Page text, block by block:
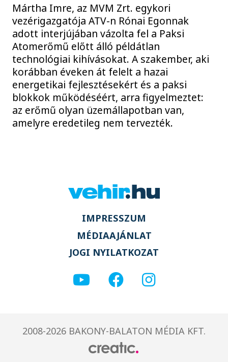
Mártha Imre, az MVM Zrt. egykori
vezérigazgatója ATV-n Rónai Egonnak
adott interjújában vázolta fel a Paksi
Atomerőmű előtt álló példátlan
technológiai kihívásokat. A szakember, aki
korábban éveken át felelt a hazai
energetikai fejlesztésekért és a paksi
blokkok működéséért, arra figyelmeztet:
az erőmű olyan üzemállapotban van,
amelyre eredetileg nem tervezték.
IMPRESSZUM
MÉDIAAJÁNLAT
JOGI NYILATKOZAT
2008-2026 BAKONY-BALATON MÉDIA KFT.